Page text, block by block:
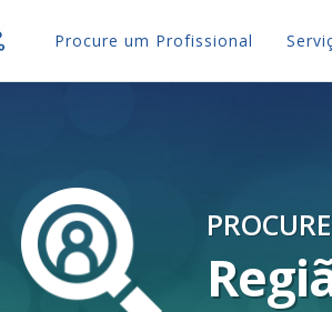
Procure um Profissional